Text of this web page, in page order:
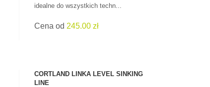
idealne do wszystkich techn...
Cena od 245.00 zł
CORTLAND LINKA LEVEL SINKING
LINE